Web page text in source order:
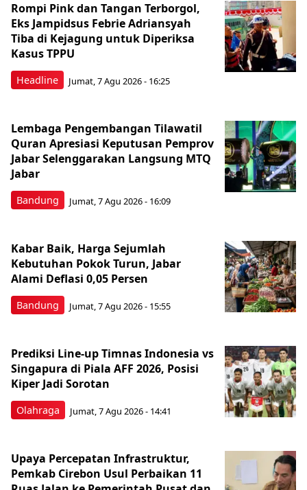
Headline
Rompi Pink dan Tangan Terborgol,
Eks Jampidsus Febrie Adriansyah
Tiba di Kejagung untuk Diperiksa
Kasus TPPU
Jumat, 7 Agu 2026 - 16:25
Bandung
Lembaga Pengembangan Tilawatil
Quran Apresiasi Keputusan Pemprov
Jabar Selenggarakan Langsung MTQ
Jabar
Jumat, 7 Agu 2026 - 16:09
Bandung
Kabar Baik, Harga Sejumlah
Kebutuhan Pokok Turun, Jabar
Alami Deflasi 0,05 Persen
Jumat, 7 Agu 2026 - 15:55
Olahraga
Prediksi Line-up Timnas Indonesia vs
Singapura di Piala AFF 2026, Posisi
Kiper Jadi Sorotan
Jumat, 7 Agu 2026 - 14:41
Upaya Percepatan Infrastruktur,
Pemkab Cirebon Usul Perbaikan 11